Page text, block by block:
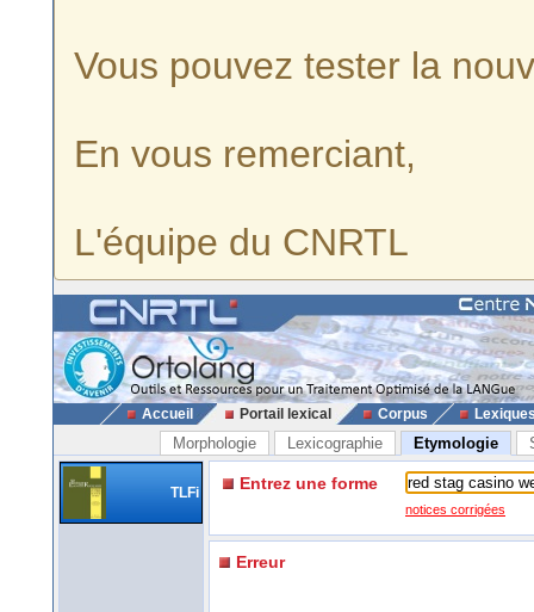
Vous pouvez tester la
En vous remerciant,
L'équipe du CNRTL
Accueil Portail lexical Corpus
Morphologie Lexicographie Etymologie
TLFi Entrez une forme
notices corrigées
Erreur